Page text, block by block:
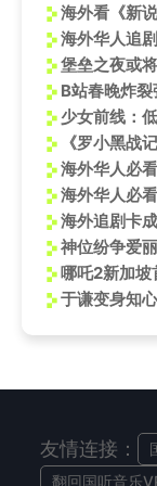
堡垒之夜或
B站春晚炸
神位纷争爱
哪吒2新加坡
友情连接：
翻回国听音乐